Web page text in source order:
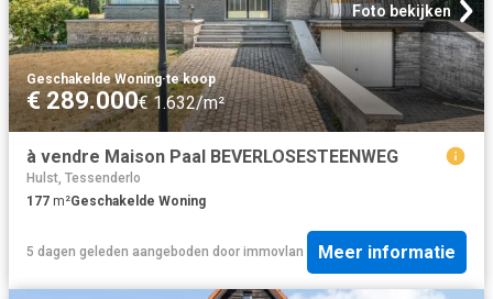
Foto bekijken
Geschakelde Woning·te koop
€ 289.000€ 1.632/m²
à vendre Maison Paal BEVERLOSESTEENWEG
Hulst, Tessenderlo
177 m²Geschakelde Woning
5 dagen geleden aangeboden door immovlan Meer informatie